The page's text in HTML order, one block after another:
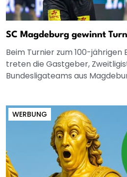
SC Magdeburg gewinnt
Beim Turnier zum 100-jährigen
treten die Gastgeber,
Bundesligateams aus
WERBUNG